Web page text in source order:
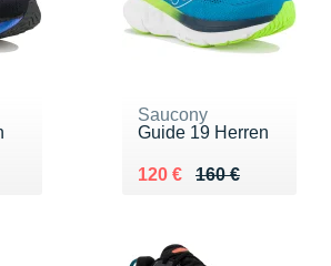
Saucony
Guide 19 Herren
160 €
Au lieu de 160 €
120 €
Vendu 120 €